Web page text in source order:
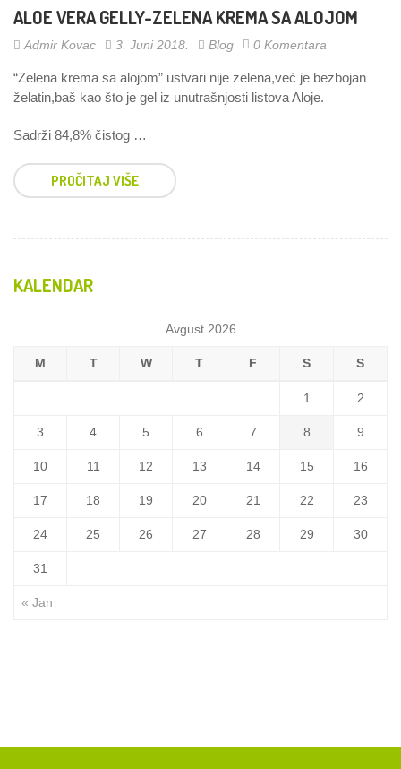
ALOE VERA GELLY-ZELENA KREMA SA ALOJOM
Admir Kovac 3. Juni 2018. Blog 0 Komentara
“Zelena krema sa alojom” ustvari nije zelena,već je bezbojan
želatin,baš kao što je gel iz unutrašnjosti listova Aloje.
Sadrži 84,8% čistog …
PROČITAJ VIŠE
KALENDAR
Avgust 2026
M T W T F S S
« Jan
1 2
3 4 5 6 7 8 9
10 11 12 13 14 15 16
17 18 19 20 21 22 23
24 25 26 27 28 29 30
31